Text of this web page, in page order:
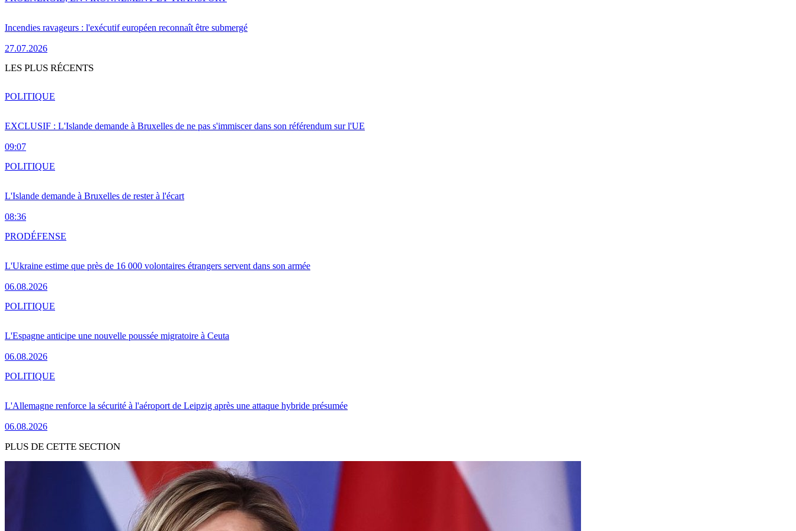
Incendies ravageurs : l'exécutif européen reconnaît être submergé
27.07.2026
LES PLUS RÉCENTS
EXCLUSIF : L'Islande demande à Bruxelles de ne pas s'immiscer dans son référendum sur l'UE
09:07
POLITIQUE
L'Islande demande à Bruxelles de rester à l'écart
08:36
POLITIQUE
L'Ukraine estime que près de 16 000 volontaires étrangers servent dans son armée
06.08.2026
PRODÉFENSE
L'Espagne anticipe une nouvelle poussée migratoire à Ceuta
06.08.2026
POLITIQUE
L'Allemagne renforce la sécurité à l'aéroport de Leipzig après une attaque hybride présumée
06.08.2026
POLITIQUE
PLUS DE CETTE SECTION